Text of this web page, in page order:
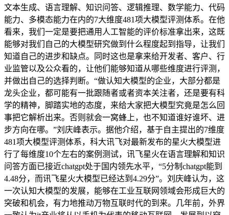
文本生成、语言理解、知识问答、逻辑推理、数学能力、代码
能力、多模态能力在内的7大维度481项大模型评测体系。在他
看来，我们一定是要把通用人工智能的评价标准拿出来，这既
能够对我们自己的大模型研究做到什么程度起到指导，让我们
知道自己的进步和缺点。同时这也是拿来给开发者、客户、行
业监管以及公众看的，让他们能够知道从哪些维度进行评测，
并做出自己的选择判断。“做认知大模型的企业，大部分都是
龙头企业，都可能有一批跟随者或者资本关注者，还是要有科
学的精神，脚踏实地的态度，来给大家把大模型究竟是怎么回
事把它解析出来。否则就会一窝蜂上，也不知道谁好谁坏、进
步方向在哪。”刘庆峰表示。据他介绍，基于自主提出的7维度
481项大模型评测体系，科大讯飞对最新发布的星火大模型进
行了每维度10个左右的案例测试，讯飞星火在语言理解和知识
问答方面已接近chatgpt处于国内领先水平，“5分制chatgpt能到
4.48分，而讯飞星火大模型已经达到4.29分”。刘庆峰认为，这
一次认知大模型的发展，能够在工业互联网领域会形成巨大的
突破和机会，有力地推动万物互联时代的到来。几年前，外界